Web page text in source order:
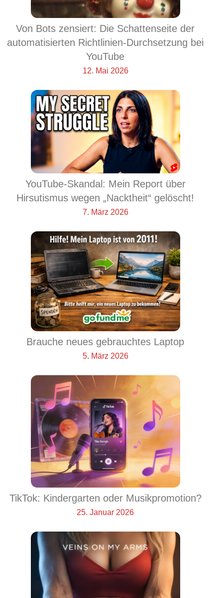
Von Bots zensiert: Die Schattenseite der
automatisierten Richtlinien-Durchsetzung bei
YouTube
12. Mai 2026
YouTube-Skandal: Mein Report über
Hirsutismus wegen „Nacktheit“ gelöscht!
7. März 2026
Brauche neues gebrauchtes Laptop
5. März 2026
TikTok: Kindergarten oder Musikpromotion?
25. Januar 2026